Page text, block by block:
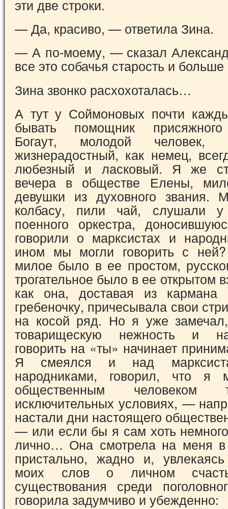
эти две строки.
— Да, красиво, — ответила Зина.
— А по-моему, — сказал
все это собачья старость и больше
Зина звонко расхохоталась…
А тут у Соймоновых почти
бывать помощник присяжного
Богаут, молодой человек,
жизнерадостный, как немец,
любезный и ласковый. Я же
вечера в обществе Елены,
девушки из духовного
колбасу, пили чай, слушали
поенного оркестра,
говорили о марксистах и
ином мы могли говорить с
милое было в ее простом,
трогательное было в ее открытом
как она, доставая из кармана
гребеночку, причесывала свои
на косой ряд. Но я уже
товарищескую нежность и
говорить на «ты» начинает
Я смеялся и над
народниками, говорил, что я
общественным человеком
исключительных условиях, —
настали дни настоящего
— или если бы я сам хоть
лично… Она смотрела на меня в
пристально, жадно и, увлекаясь
моих слов о личном
существования среди
говорила задумчиво и убежденно: